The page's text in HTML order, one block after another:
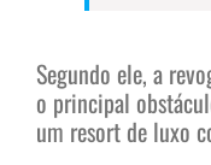
Segundo ele, a
o principal
um resort de luxo